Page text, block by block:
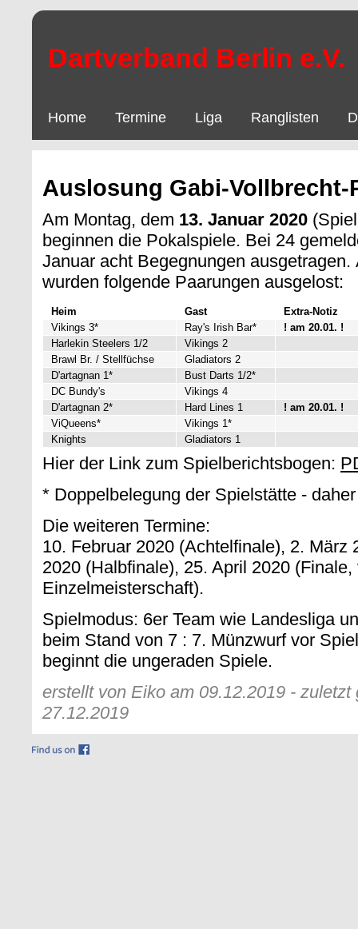
Dartverband Berlin e.V.
Home Termine Liga Ranglisten
Auslosung Gabi-Vollbrecht-
Am Montag, dem 13. Januar 2020
beginnen die Pokalspiele. Bei 24
Januar acht Begegnungen
wurden folgende Paarungen ausgelost:
Heim Gast
Extra-Notiz
Vikings 3*
Ray's Irish Bar*
! am 20.01. !
Harlekin Steelers 1/2
Vikings 2
Brawl Br. / Stellfüchse
Gladiators 2
D'artagnan 1*
Bust Darts 1/2*
DC Bundy's
Vikings 4
D'artagnan 2*
Hard Lines 1
! am 20.01. !
ViQueens*
Vikings 1*
Knights
Gladiators 1
Hier der Link zum Spielberichtsbogen:
* Doppelbelegung der Spielstätte -
Die weiteren Termine:
10. Februar 2020 (Achtelfinale), 2. März
2020 (Halbfinale), 25. April 2020 (Finale,
Einzelmeisterschaft).
Spielmodus: 6er Team wie Landesliga
beim Stand von 7 : 7. Münzwurf vor
beginnt die ungeraden Spiele.
erstellt von Eiko am 09.12.2019 -
27.12.2019